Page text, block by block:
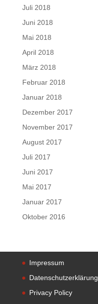
Juli 2018
Juni 2018
Mai 2018
April 2018
März 2018
Februar 2018
Januar 2018
Dezember 2017
November 2017
August 2017
Juli 2017
Juni 2017
Mai 2017
Januar 2017
Oktober 2016
Impressum
Datenschutzerklärung
Privacy Policy